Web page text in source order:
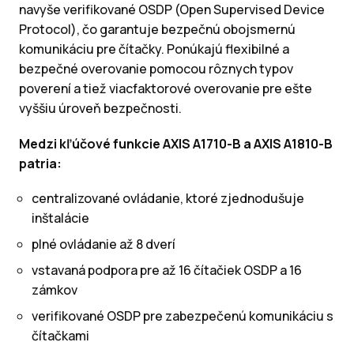
navyše verifikované OSDP (Open Supervised Device
Protocol), čo garantuje bezpečnú obojsmernú
komunikáciu pre čítačky. Ponúkajú flexibilné a
bezpečné overovanie pomocou rôznych typov
poverení a tiež viacfaktorové overovanie pre ešte
vyššiu úroveň bezpečnosti.
Medzi kľúčové funkcie AXIS A1710-B a AXIS A1810-B
patria:
centralizované ovládanie, ktoré zjednodušuje
inštalácie
plné ovládanie až 8 dverí
vstavaná podpora pre až 16 čítačiek OSDP a 16
zámkov
verifikované OSDP pre zabezpečenú komunikáciu s
čítačkami